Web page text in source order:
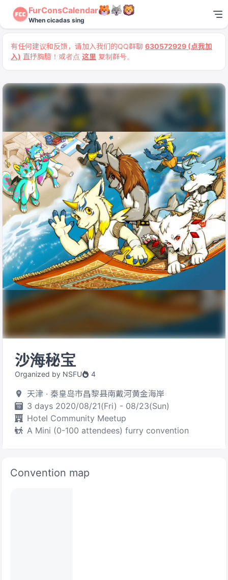
FurConsCalendar
When cicadas sing
有任何建议和反馈，请加入我们的QQ群聊 630572929 (点我加
入) 直抒胸臆！或者点 这里 复制群号。
沙海秘宝
Organized by NSFU 4
天津 · 秦皇岛市昌黎县南戴河黄金海岸
3 days 2020/08/21(Fri) - 08/23(Sun)
Hotel Community Meetup
A Mini (0-100 attendees) furry convention
Convention map